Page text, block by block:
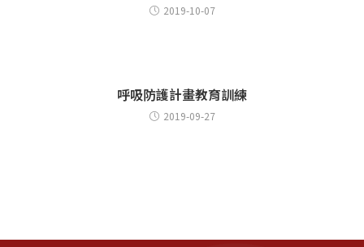
2019-10-07
呼吸防護計畫教育訓練
2019-09-27